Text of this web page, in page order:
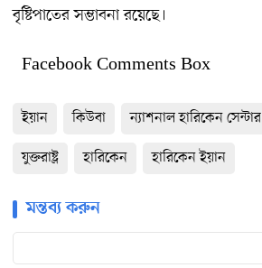
বৃষ্টিপাতের সম্ভাবনা রয়েছে।
Facebook Comments Box
ইয়ান কিউবা ন্যাশনাল হারিকেন সেন্টার
যুক্তরাষ্ট্র
হারিকেন হারিকেন ইয়ান
মন্তব্য করুন